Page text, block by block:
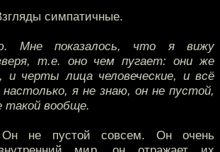
симпатичные.
Мне показалось, что я вижу
т.е. оно чем пугает: они же
и черты лица человеческие, и всё
я не знаю, он не пустой,
такой вообще.
не пустой совсем. Он очень